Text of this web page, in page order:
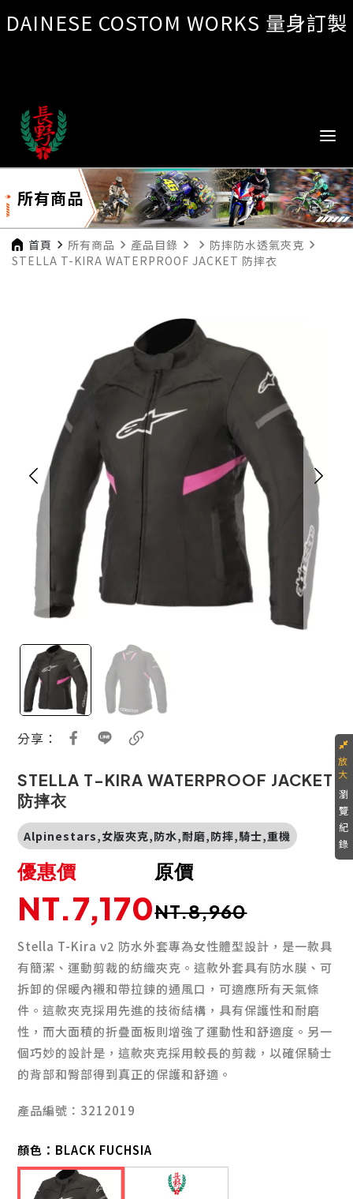
DAINESE COSTOM WORKS 量身訂製
所有商品
首頁 navigate_next 所有商品 navigate_next 產品目錄 navigate_next navigate_next 防摔防水透氣夾克 navigate_next
STELLA T-KIRA WATERPROOF JACKET 防摔衣
分享：
STELLA T-KIRA WATERPROOF JACKET
防摔衣
Alpinestars,女版夾克,防水,耐磨,防摔,騎士,重機
原價
NT.8,960
優惠價
NT.7,170
Stella T-Kira v2 防水外套專為女性體型設計，是一款具
有簡潔、運動剪裁的紡織夾克。這款外套具有防水膜、可
拆卸的保暖內襯和帶拉鍊的通風口，可適應所有天氣條
件。這款夾克採用先進的技術結構，具有保護性和耐磨
性，而大面積的折疊面板則增強了運動性和舒適度。另一
個巧妙的設計是，這款夾克採用較長的剪裁，以確保騎士
的背部和臀部得到真正的保護和舒適。
產品編號：3212019
顏色： BLACK FUCHSIA
瀏
覽
紀
錄